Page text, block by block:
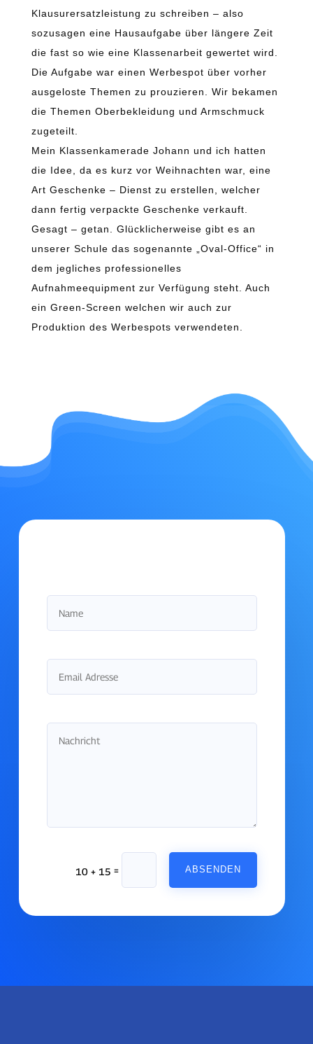
Klausurersatzleistung zu schreiben – also
sozusagen eine Hausaufgabe über längere Zeit
die fast so wie eine Klassenarbeit gewertet wird.
Die Aufgabe war einen Werbespot über vorher
ausgeloste Themen zu prouzieren. Wir bekamen
die Themen Oberbekleidung und Armschmuck
zugeteilt.
Mein Klassenkamerade Johann und ich hatten
die Idee, da es kurz vor Weihnachten war, eine
Art Geschenke – Dienst zu erstellen, welcher
dann fertig verpackte Geschenke verkauft.
Gesagt – getan. Glücklicherweise gibt es an
unserer Schule das sogenannte „Oval-Office“ in
dem jegliches professionelles
Aufnahmeequipment zur Verfügung steht. Auch
ein Green-Screen welchen wir auch zur
Produktion des Werbespots verwendeten.
10 + 15 = ABSENDEN